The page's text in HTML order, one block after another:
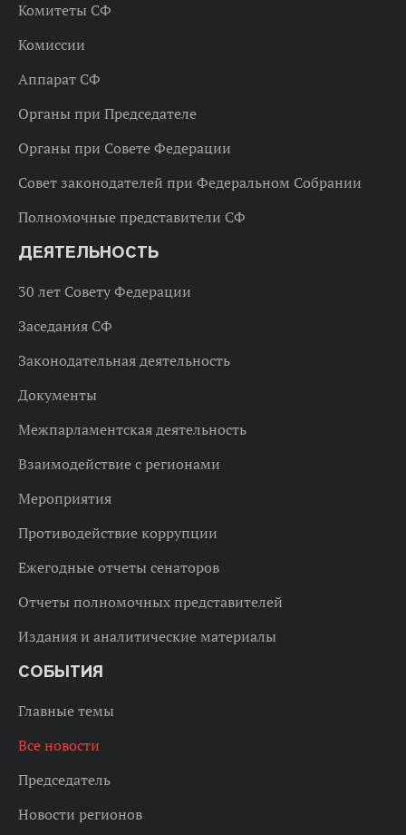
Комитеты СФ
Комиссии
Аппарат СФ
Органы при Председателе
Органы при Совете Федерации
Совет законодателей при Федеральном Собрании
Полномочные представители СФ
ДЕЯТЕЛЬНОСТЬ
30 лет Совету Федерации
Заседания СФ
Законодательная деятельность
Документы
Межпарламентская деятельность
Взаимодействие с регионами
Мероприятия
Противодействие коррупции
Ежегодные отчеты сенаторов
Отчеты полномочных представителей
Издания и аналитические материалы
СОБЫТИЯ
Главные темы
Все новости
Председатель
Новости регионов